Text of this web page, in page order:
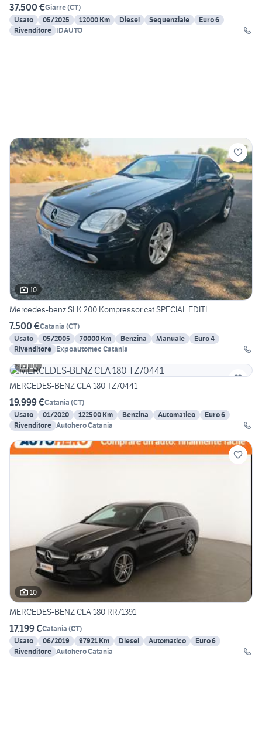
37.500 €Giarre(CT)
Usato
05/2025 12000 Km Diesel Sequenziale
Euro 6
Rivenditore IDAUTO
10
Mercedes-benz SLK 200 Kompressor cat SPECIAL EDITI
7.500 €Catania (CT)
Usato
05/2005 70000 Km Benzina Manuale
Euro 4
Rivenditore Expoautomec Catania
10
MERCEDES-BENZ CLA 180 TZ70441
19.999 €Catania (CT)
Usato
01/2020 122500 Km Benzina Automatico
Euro 6
Rivenditore Autohero Catania
10
MERCEDES-BENZ CLA 180 RR71391
17.199 €Catania (CT)
Usato
06/2019 97921 Km Diesel Automatico
Euro 6
Rivenditore Autohero Catania